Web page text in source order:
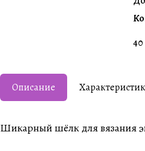
Описание
Шикарный шёлк для вязания